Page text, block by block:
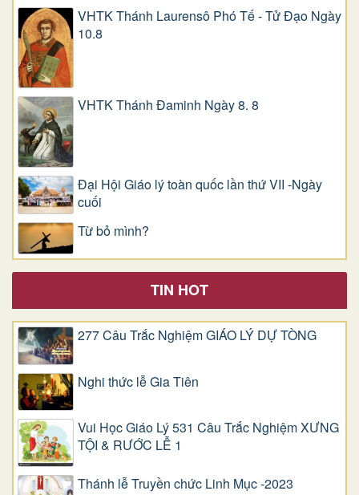
VHTK Thánh Laurensô Phó Tế - Tử Đạo Ngày
10.8
VHTK Thánh Đaminh Ngày 8. 8
Đại Hội Giáo lý toàn quốc lần thứ VII -Ngày
cuối
Từ bỏ mình?
TIN HOT
277 Câu Trắc Nghiệm GIÁO LÝ DỰ TÒNG
Nghi thức lễ Gia Tiên
Vui Học Giáo Lý 531 Câu Trắc Nghiệm XƯNG
TỘI & RƯỚC LỄ 1
Thánh lễ Truyền chức Linh Mục -2023